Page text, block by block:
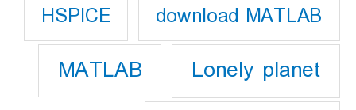
download MATLAB
HSPICE
Lonely planet
MATLAB